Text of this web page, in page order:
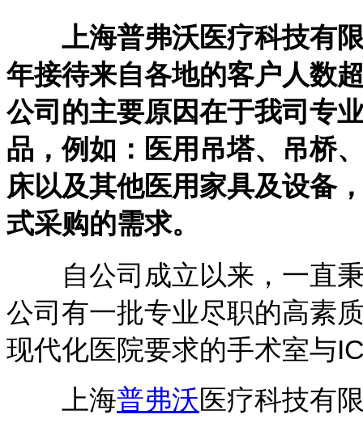
上海普弗沃医疗科技有限
年接待来自各地的客户人数
公司的主要原因在于我司专
品，例如：医用吊塔、吊桥
床以及其他医用家具及设备
式采购的需求。
自公司成立以来，一直秉
公司有一批专业尽职的高素
现代化医院要求的手术室与
上海普弗沃医疗科技有